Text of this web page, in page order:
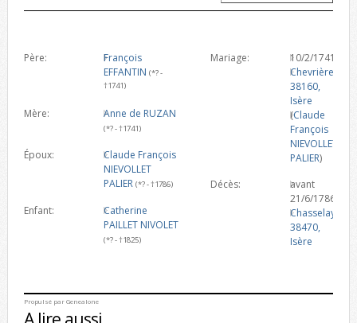
Père:
François
EFFANTIN (*? -
†1741)
Mère:
Anne de RUZAN
(*? - †1741)
Époux:
Claude François
NIEVOLLET
PALIER (*? - †1786)
Enfant:
Catherine
PAILLET NIVOLET
(*? - †1825)
Mariage:
10/2/1741
Chevrières,
38160,
Isère
(Claude
François
NIEVOLLET
PALIER)
Décès:
avant
21/6/1786
Chasselay,
38470,
Isère
Propulsé par Genealone